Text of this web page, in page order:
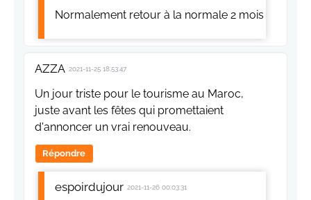
Normalement retour à la normale 2 mois
AZZA 2021-11-25 18:53:47
Un jour triste pour le tourisme au Maroc,
juste avant les fêtes qui promettaient
d'annoncer un vrai renouveau.
Répondre
espoirdujour 2021-11-26 00:03:31